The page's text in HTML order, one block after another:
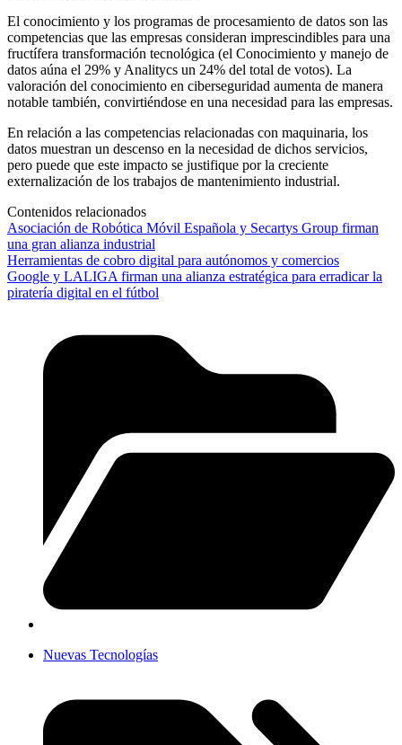
El conocimiento y los programas de procesamiento de datos son las
competencias que las empresas consideran imprescindibles para una
fructífera transformación tecnológica (el Conocimiento y manejo de
datos aúna el 29% y Analitycs un 24% del total de votos). La
valoración del conocimiento en ciberseguridad aumenta de manera
notable también, convirtiéndose en una necesidad para las empresas.
En relación a las competencias relacionadas con maquinaria, los
datos muestran un descenso en la necesidad de dichos servicios,
pero puede que este impacto se justifique por la creciente
externalización de los trabajos de mantenimiento industrial.
Contenidos relacionados
Asociación de Robótica Móvil Española y Secartys Group firman
una gran alianza industrial
Herramientas de cobro digital para autónomos y comercios
Google y LALIGA firman una alianza estratégica para erradicar la
piratería digital en el fútbol
Nuevas Tecnologías